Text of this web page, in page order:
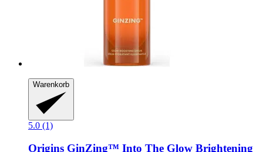
Warenkorb
5.0 (1)
Origins GinZing™ Into The Glow Brightening